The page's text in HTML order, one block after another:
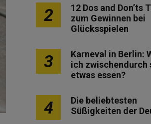
2
12 Dos and Don’ts
zum Gewinnen bei
Glücksspielen
3
Karneval in Berlin:
ich zwischendurch
etwas essen?
4
Die beliebtesten
Süßigkeiten der